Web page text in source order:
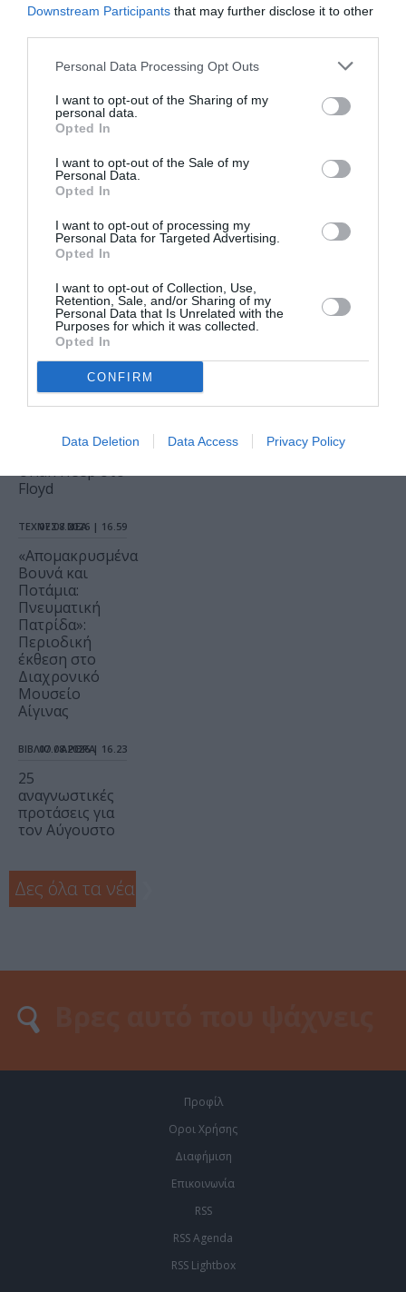
Downstream Participants that may further disclose it to other
Personal Data Processing Opt Outs
I want to opt-out of the Sharing of my
personal data.
Opted In
I want to opt-out of the Sale of my
Personal Data.
Opted In
I want to opt-out of processing my
Personal Data for Targeted Advertising.
Opted In
I want to opt-out of Collection, Use,
Retention, Sale, and/or Sharing of my
Personal Data that Is Unrelated with the
Purposes for which it was collected.
Opted In
CONFIRM
Data Deletion Data Access Privacy Policy
ΜΟΥΣΙΚΗ / ΜΟΥΣΙΚΑ
Abba Tribute:
συναυλία στο
Christmas
Theater
ΘΕΑΤΡΟ - ΧΟΡΟΣ /
07.08.2026 | 18.01
Μεσοτοιχίες ή
Μικρή
Προσευχή στις
Οικονόμου –
Βαμβακά στην
Εναλλακτική
Σκηνή ΕΛΣ
ΜΟΥΣΙΚΗ / ΜΟΥΣΙΚΑ
ΝΕΑ07.08.2026 | 17.26
The Magician’s
Uriah Heep στο
Floyd
ΤΕΧΝΕΣ / ΝΕΑ
07.08.2026 | 16.59
«Απομακρυσμένα
Βουνά και
Ποτάμια:
Πνευματική
Πατρίδα»:
Περιοδική
έκθεση στο
Διαχρονικό
Μουσείο
Αίγινας
ΒΙΒΛΙΟ / ΑΡΘΡΑ
07.08.2026 | 16.23
25
αναγνωστικές
προτάσεις για
τον Αύγουστο
Δες όλα τα νέα
Προφίλ
Οροι Χρήσης
Διαφήμιση
Επικοινωνία
RSS
RSS Agenda
RSS Lightbox